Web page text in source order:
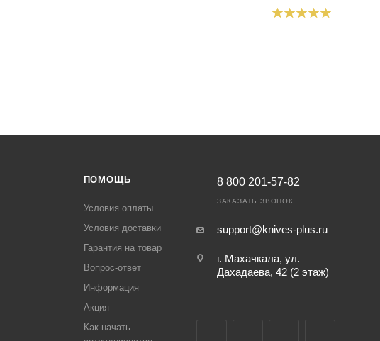
ПОМОЩЬ
Условия оплаты
Условия доставки
Гарантия на товар
Вопрос-ответ
Информация
Акция
Как начать
8 800 201-57-82
ЗАКАЗАТЬ ЗВОНОК
support@knives-plus.ru
г. Махачкала, ул.
Дахадаева, 42 (2 этаж)